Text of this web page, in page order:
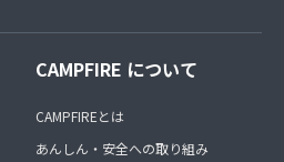
CAMPFIRE について
CAMPFIREとは
あんしん・安全への取り組み